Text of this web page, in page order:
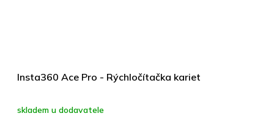
Insta360 Ace Pro - Rýchločítačka kariet
skladem u dodavatele